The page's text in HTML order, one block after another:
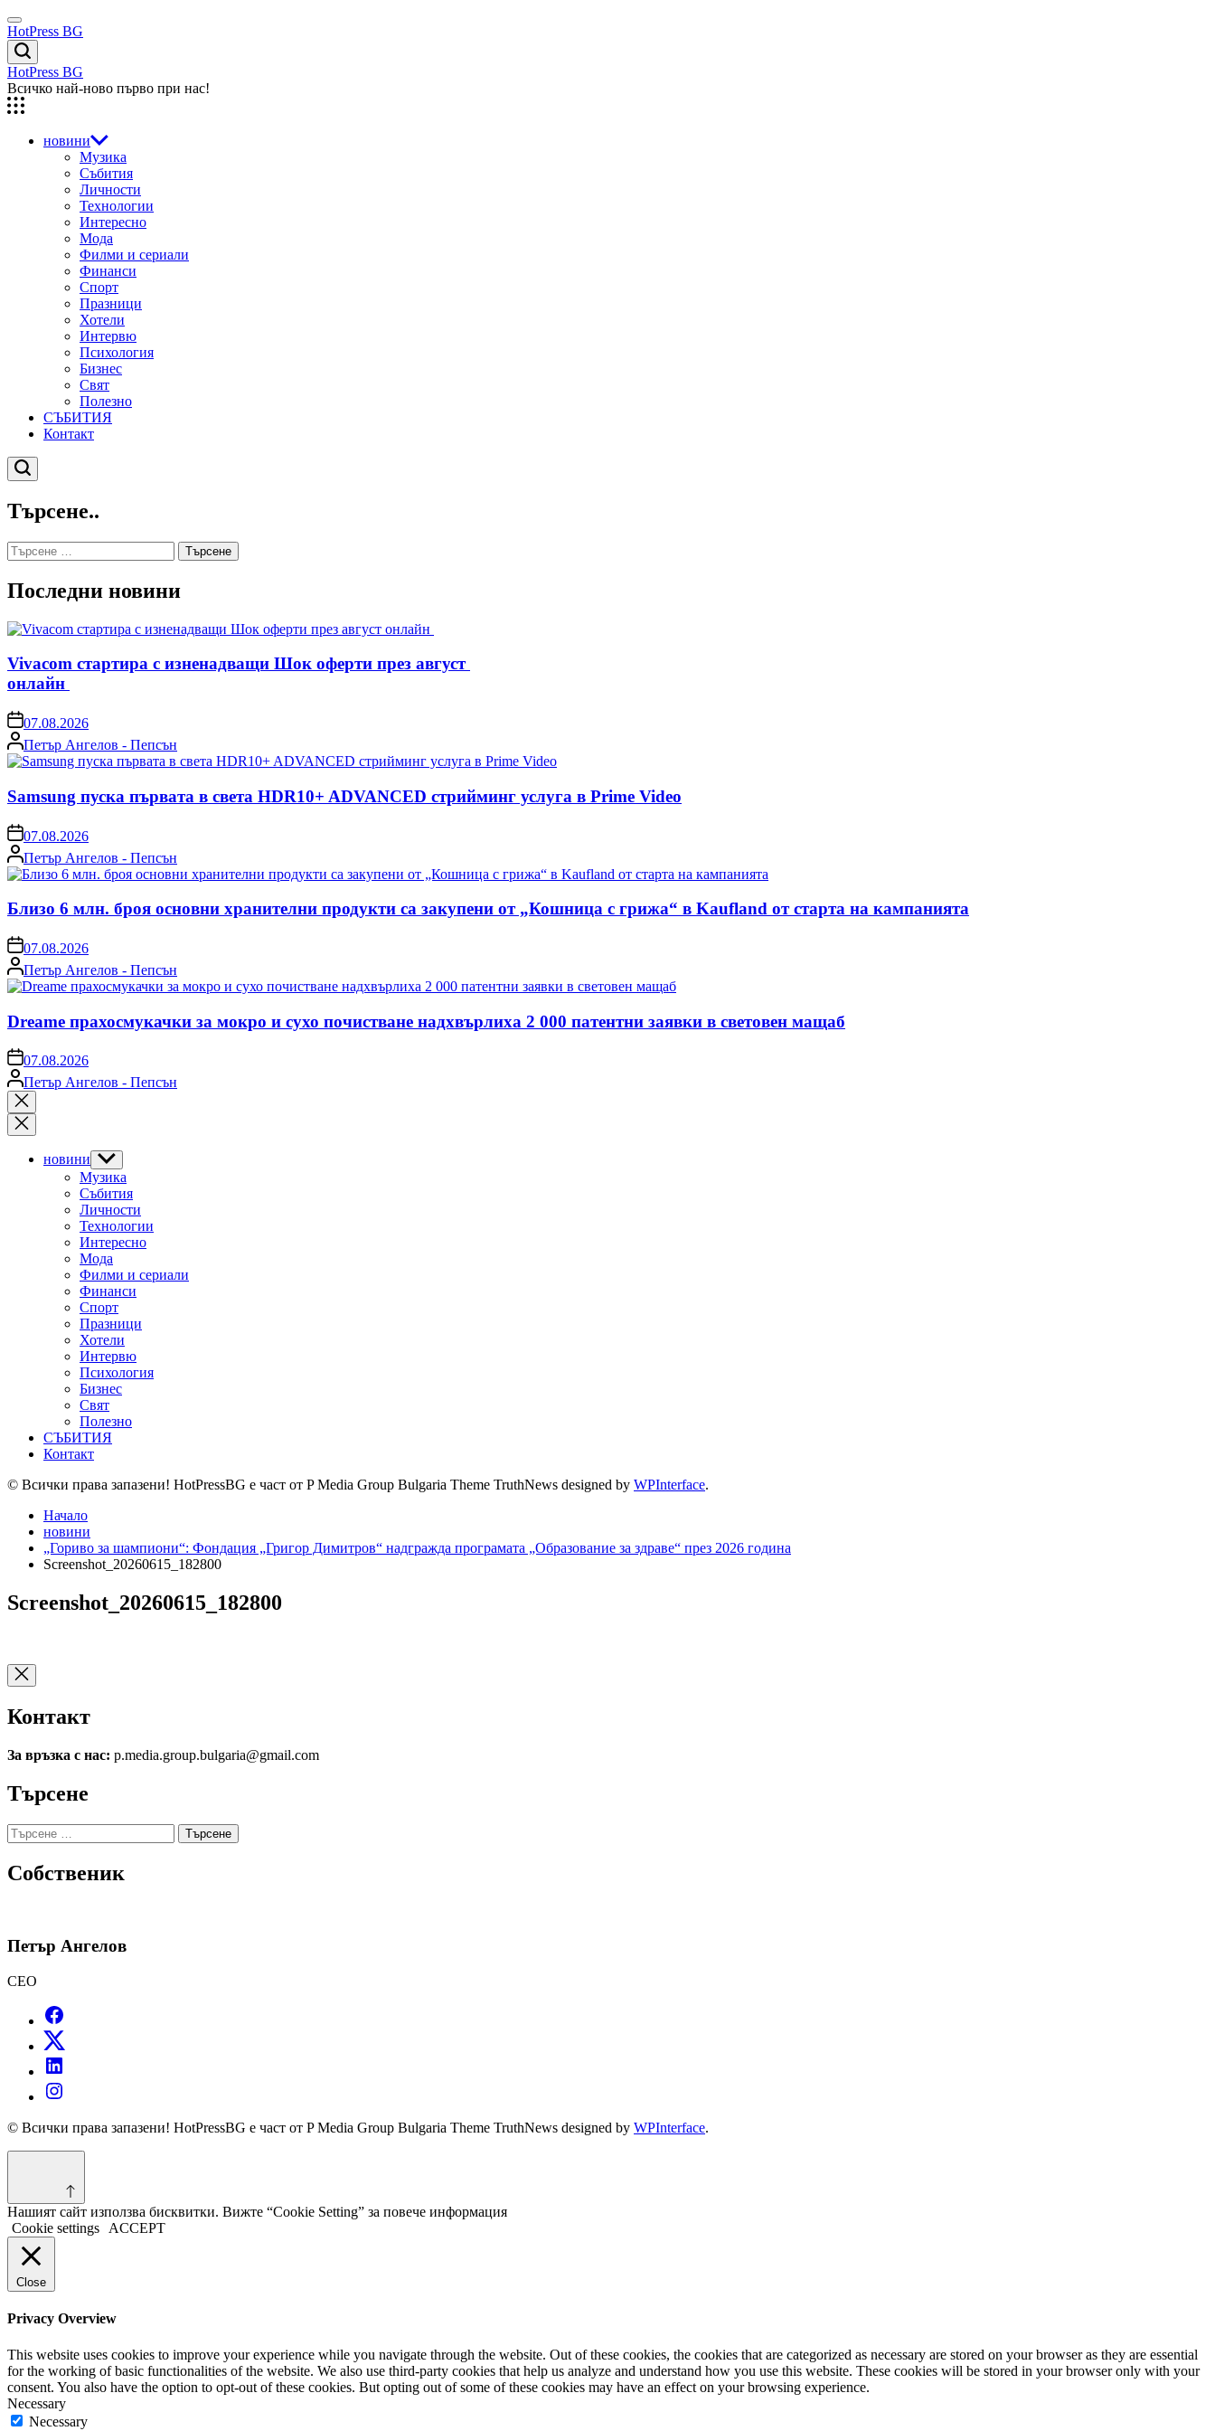
Skip
to
content
Menu
HotPress BG
Търсене
HotPress BG
Всичко най-ново първо при нас!
новини
Музика
Събития
Личности
Технологии
Интересно
Мода
Филми и сериали
Финанси
Спорт
Празници
Хотели
Интервю
Психология
Бизнес
Свят
Полезно
СЪБИТИЯ
Контакт
Търсене
Търсене..
Търсене
за:
Последни новини
Vivacom стартира с изненадващи Шок оферти през август
онлайн
on07.08.2026
Posted
by
Петър Ангелов - Пепсън
Samsung пуска първата в света HDR10+ ADVANCED стрийминг услуга в Prime Video
on07.08.2026
Posted
by
Петър Ангелов - Пепсън
Близо 6 млн. броя основни хранителни продукти са закупени от „Кошница с грижа“ в Kaufland от старта на кампанията
on07.08.2026
Posted
by
Петър Ангелов - Пепсън
Dreame прахосмукачки за мокро и сухо почистване надхвърлиха 2 000 патентни заявки в световен мащаб
on07.08.2026
Posted
by
Петър Ангелов - Пепсън
Close
search
новини Show
sub
menu
Музика
Събития
Личности
Технологии
Интересно
Мода
Филми и сериали
Финанси
Спорт
Празници
Хотели
Интервю
Психология
Бизнес
Свят
Полезно
СЪБИТИЯ
Контакт
© Всички права запазени! HotPressBG е част от P Media Group Bulgaria Theme TruthNews designed by WPInterface.
Начало
новини
„Гориво за шампиони“: Фондация „Григор Димитров“ надгражда програмата „Образование за здраве“ през 2026 година
Screenshot_20260615_182800
Screenshot_20260615_182800
Контакт
За връзка с нас: p.media.group.bulgaria@gmail.com
Търсене
Търсене
за:
Собственик
Петър Ангелов
CEO
© Всички права запазени! HotPressBG е част от P Media Group Bulgaria Theme TruthNews designed by WPInterface.
Нашият сайт използва бисквитки. Вижте “Cookie Setting” за повече информация
Cookie settings
ACCEPT
Close
Privacy Overview
This website uses cookies to improve your experience while you navigate through the website. Out of these cookies, the cookies that are categorized as necessary are stored on your browser as they are essential
for the working of basic functionalities of the website. We also use third-party cookies that help us analyze and understand how you use this website. These cookies will be stored in your browser only with your
consent. You also have the option to opt-out of these cookies. But opting out of some of these cookies may have an effect on your browsing experience.
Necessary
Necessary